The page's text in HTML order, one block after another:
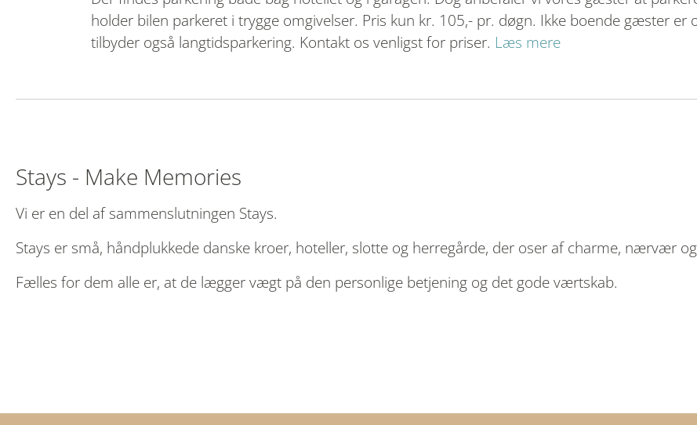
holder bilen parkeret i trygge omgivelser. Pris kun kr. 105,- pr. døgn. Ikke boende gæster er
tilbyder også langtidsparkering. Kontakt os venligst for priser. Læs mere
Stays - Make Memories
Vi er en del af sammenslutningen Stays.
Stays er små, håndplukkede danske kroer, hoteller, slotte og herregårde, der oser af charme, nærvær
Fælles for dem alle er, at de lægger vægt på den personlige betjening og det gode værtskab.